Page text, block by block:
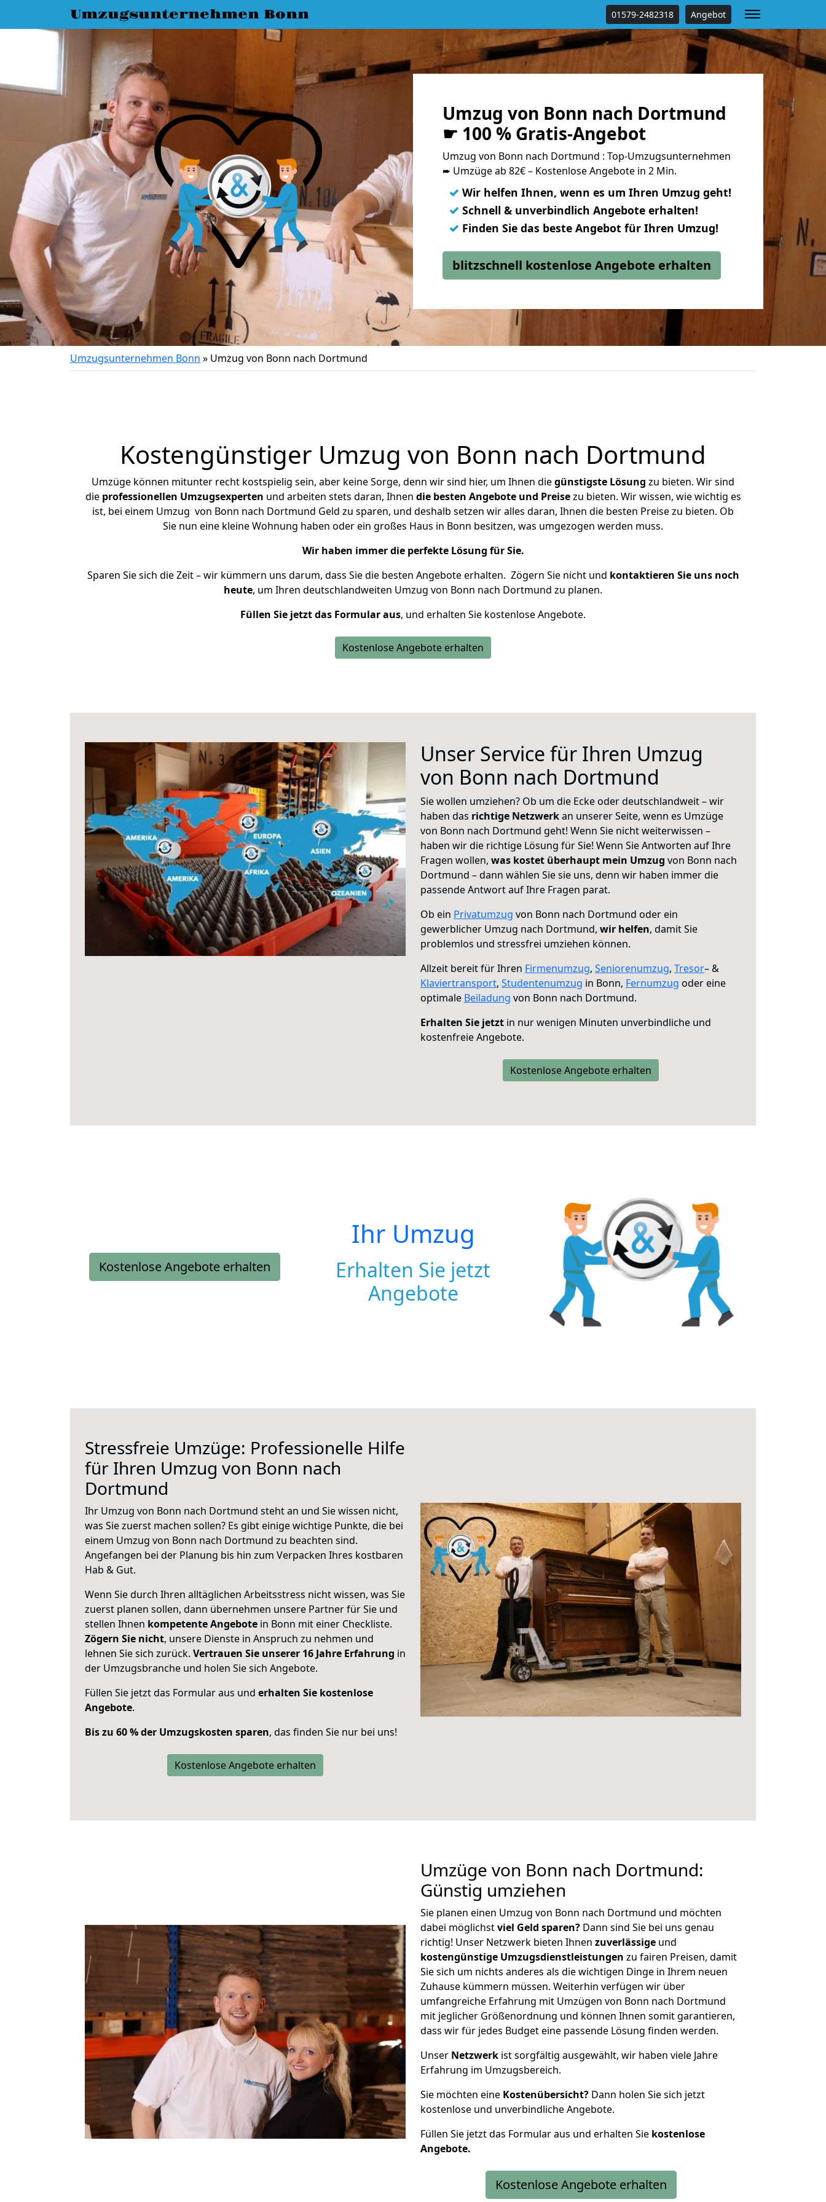
Umzugsunternehmen Bonn 01579-2482318 Angebot
Umzug von Bonn nach Dortmund
☛ 100 % Gratis-Angebot
Umzug von Bonn nach Dortmund : Top-Umzugsunternehmen
➨ Umzüge ab 82€ – Kostenlose Angebote in 2 Min.
✓ Wir helfen Ihnen, wenn es um Ihren Umzug geht!
✓ Schnell & unverbindlich Angebote erhalten!
✓ Finden Sie das beste Angebot für Ihren Umzug!
blitzschnell kostenlose Angebote erhalten
Umzugsunternehmen Bonn » Umzug von Bonn nach Dortmund
Kostengünstiger Umzug von Bonn nach Dortmund
Umzüge können mitunter recht kostspielig sein, aber keine Sorge, denn wir sind hier, um Ihnen diegünstigste Lösung zu bieten. Wir sind
die professionellen Umzugsexperten und arbeiten stets daran, Ihnen die besten Angebote und Preisezu bieten. Wir wissen, wie wichtig es
ist, bei einem Umzug von Bonn nach Dortmund Geld zu sparen, und deshalb setzen wir alles daran, Ihnen die besten Preise zu bieten. Ob
Sie nun eine kleine Wohnung haben oder ein großes Haus in Bonn besitzen, was umgezogen werden muss.
Wir haben immer die perfekte Lösung für Sie.
Sparen Sie sich die Zeit – wir kümmern uns darum, dass Sie die besten Angebote erhalten. Zögern Sie nicht und kontaktieren Sie uns noch
heute, um Ihren deutschlandweiten Umzug von Bonn nach Dortmund zu planen.
Füllen Sie jetzt das Formular aus, und erhalten Sie kostenlose Angebote.
Kostenlose Angebote erhalten
Unser Service für Ihren Umzug
von Bonn nach Dortmund
Sie wollen umziehen? Ob um die Ecke oder deutschlandweit – wir
haben das richtige Netzwerkan unserer Seite, wenn es Umzüge
von Bonn nach Dortmund geht! Wenn Sie nicht weiterwissen –
haben wir die richtige Lösung für Sie! Wenn Sie Antworten auf Ihre
Fragen wollen, was kostet überhaupt mein Umzug von Bonn nach
Dortmund – dann wählen Sie sie uns, denn wir haben immer die
passende Antwort auf Ihre Fragen parat.
Ob ein Privatumzug von Bonn nach Dortmund oder ein
gewerblicher Umzug nach Dortmund, wir helfen, damit Sie
problemlos und stressfrei umziehen können.
Allzeit bereit für Ihren Firmenumzug, Seniorenumzug, Tresor– &
Klaviertransport, Studentenumzug in Bonn, Fernumzug oder eine
optimale Beiladung von Bonn nach Dortmund.
Erhalten Sie jetzt in nur wenigen Minuten unverbindliche und
kostenfreie Angebote.
Kostenlose Angebote erhalten
Kostenlose Angebote erhalten
Ihr Umzug
Erhalten Sie jetzt
Angebote
Stressfreie Umzüge: Professionelle Hilfe
für Ihren Umzug von Bonn nach
Dortmund
Ihr Umzug von Bonn nach Dortmund steht an und Sie wissen nicht,
was Sie zuerst machen sollen? Es gibt einige wichtige Punkte, die bei
einem Umzug von Bonn nach Dortmund zu beachten sind.
Angefangen bei der Planung bis hin zum Verpacken Ihres kostbaren
Hab & Gut.
Wenn Sie durch Ihren alltäglichen Arbeitsstress nicht wissen, was Sie
zuerst planen sollen, dann übernehmen unsere Partner für Sie und
stellen Ihnen kompetente Angebote in Bonn mit einer Checkliste.
Zögern Sie nicht, unsere Dienste in Anspruch zu nehmen und
lehnen Sie sich zurück. Vertrauen Sie unserer 16 Jahre Erfahrung in
der Umzugsbranche und holen Sie sich Angebote.
Füllen Sie jetzt das Formular aus und erhalten Sie kostenlose
Angebote.
Bis zu 60 % der Umzugskosten sparen, das finden Sie nur bei uns!
Kostenlose Angebote erhalten
Umzüge von Bonn nach Dortmund:
Günstig umziehen
Sie planen einen Umzug von Bonn nach Dortmund und möchten
dabei möglichstviel Geld sparen? Dann sind Sie bei uns genau
richtig! Unser Netzwerk bieten Ihnen zuverlässige und
kostengünstige Umzugsdienstleistungen zu fairen Preisen, damit
Sie sich um nichts anderes als die wichtigen Dinge in Ihrem neuen
Zuhause kümmern müssen. Weiterhin verfügen wir über
umfangreiche Erfahrung mit Umzügen von Bonn nach Dortmund
mit jeglicher Größenordnung und können Ihnen somit garantieren,
dass wir für jedes Budget eine passende Lösung finden werden.
Unser Netzwerk ist sorgfältig ausgewählt, wir haben viele Jahre
Erfahrung im Umzugsbereich.
Sie möchten eine Kostenübersicht? Dann holen Sie sich jetzt
kostenlose und unverbindliche Angebote.
Füllen Sie jetzt das Formular aus und erhalten Sie kostenlose
Angebote.
Kostenlose Angebote erhalten